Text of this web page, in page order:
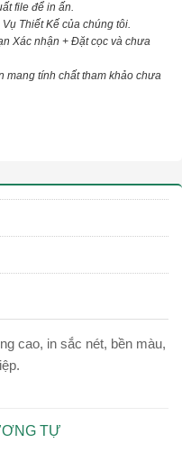
file để in ấn.
Thiết Kế của chúng tôi.
Xác nhận + Đặt cọc và chưa
mang tính chất tham khảo chưa
cao, in sắc nét, bền màu,
TỰ